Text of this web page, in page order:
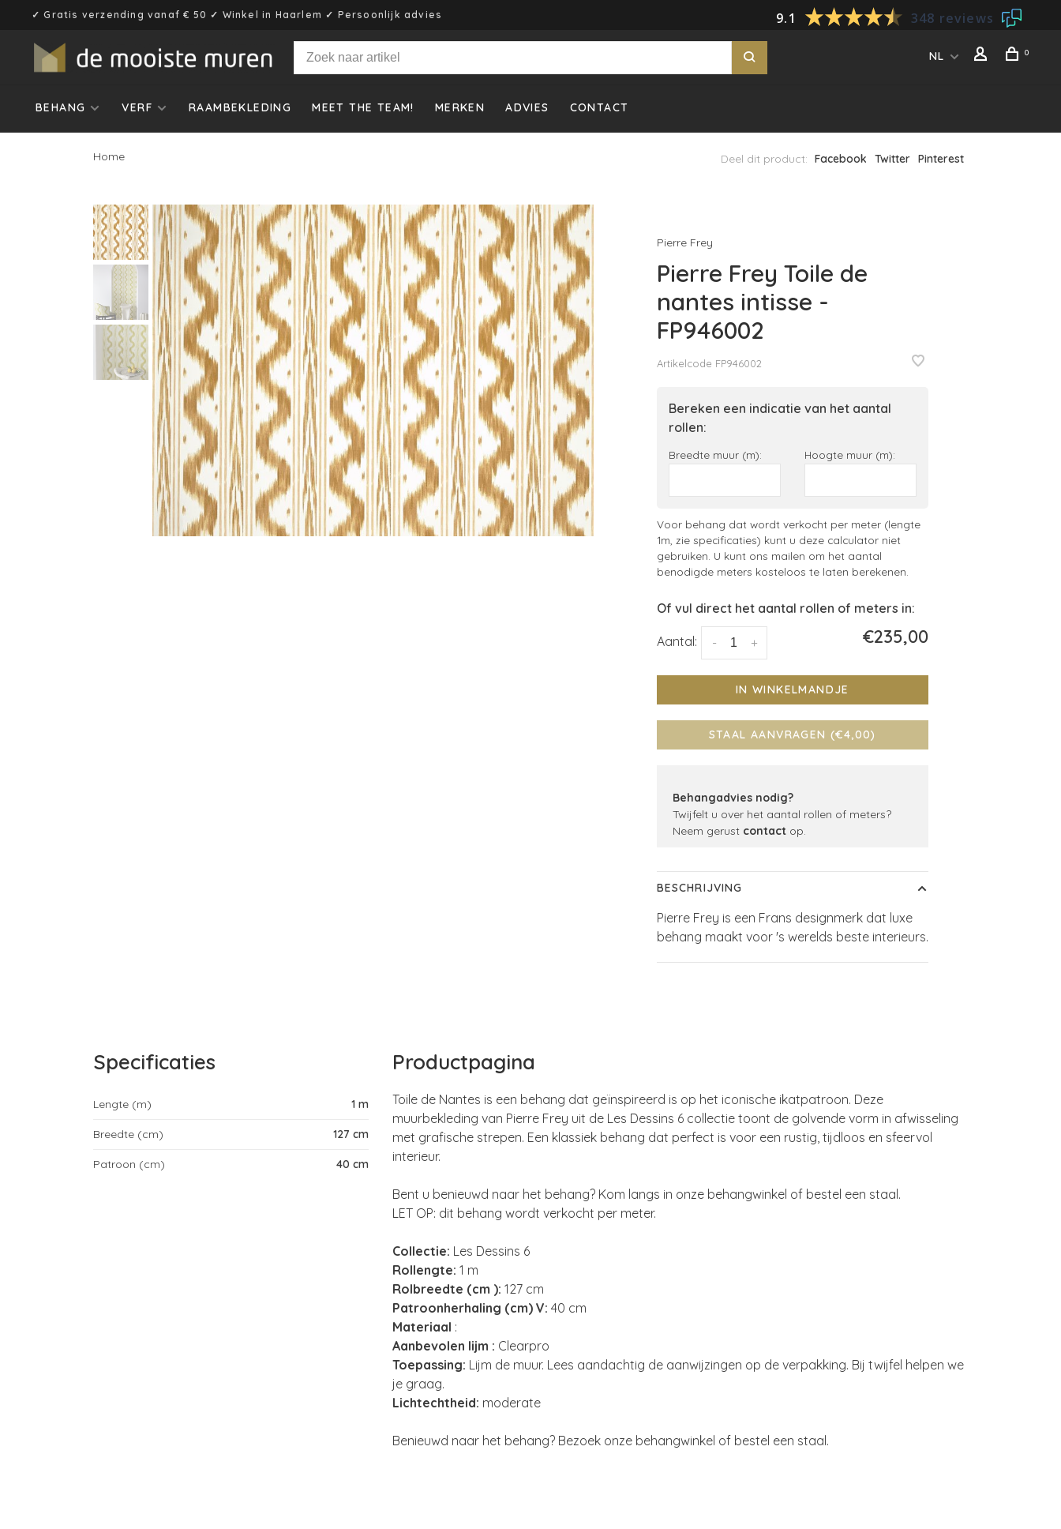
9.1 348 reviews
✓ Gratis verzending vanaf € 50 ✓ Winkel in Haarlem ✓ Persoonlijk advies
NL 0
BEHANG VERF RAAMBEKLEDING MEET THE TEAM! MERKEN ADVIES CONTACT
Home Deel dit product: Facebook Twitter Pinterest
Pierre Frey
Pierre Frey Toile de
nantes intisse -
FP946002
Artikelcode FP946002
Bereken een indicatie van het aantal
rollen:
Breedte muur (m): Hoogte muur (m):
Voor behang dat wordt verkocht per meter (lengte
1m, zie specificaties) kunt u deze calculator niet
gebruiken. U kunt ons mailen om het aantal
benodigde meters kosteloos te laten berekenen.
Of vul direct het aantal rollen of meters in:
Aantal: +
- €235,00
IN WINKELMANDJE
STAAL AANVRAGEN (€4,00)
Behangadvies nodig?
Twijfelt u over het aantal rollen of meters?
Neem gerust contactop.
BESCHRIJVING
Pierre Frey is een Frans designmerk dat luxe
behang maakt voor 's werelds beste interieurs.
Specificaties
Lengte (m) 1 m
Breedte (cm) 127 cm
Patroon (cm) 40 cm
Productpagina
Toile de Nantes is een behang dat geïnspireerd is op het iconische ikatpatroon. Deze
muurbekleding van Pierre Frey uit de Les Dessins 6 collectie toont de golvende vorm in afwisseling
met grafische strepen. Een klassiek behang dat perfect is voor een rustig, tijdloos en sfeervol
interieur.
Bent u benieuwd naar het behang? Kom langs in onze behangwinkel of bestel een staal.
LET OP: dit behang wordt verkocht per meter.
Collectie: Les Dessins 6
Rollengte: 1 m
Rolbreedte (cm ):127 cm
Patroonherhaling (cm) V:40 cm
Materiaal :
Aanbevolen lijm : Clearpro
Toepassing: Lijm de muur. Lees aandachtig de aanwijzingen op de verpakking. Bij twijfel helpen we
je graag.
Lichtechtheid: moderate
Benieuwd naar het behang? Bezoek onze behangwinkel of bestel een staal.